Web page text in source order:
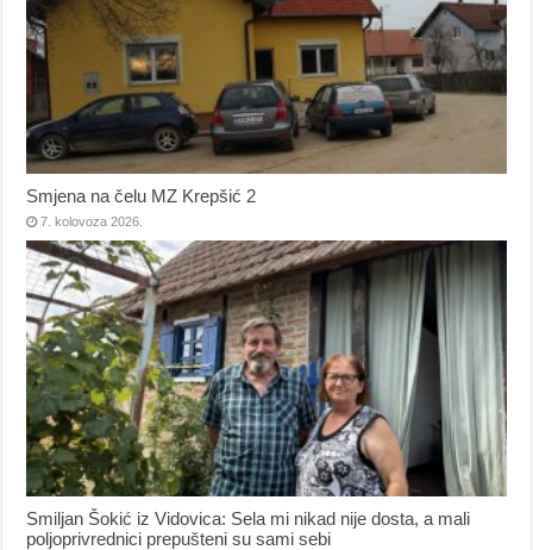
Smjena na čelu MZ Krepšić 2
7. kolovoza 2026.
Smiljan Šokić iz Vidovica: Sela mi nikad nije dosta, a mali
poljoprivrednici prepušteni su sami sebi